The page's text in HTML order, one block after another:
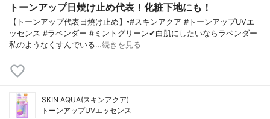
トーンアップ日焼け止め代表！化粧下地にも！
【トーンアップ代表日焼け止め】▫️#スキンアクア #トーンアップUVエ
ッセンス #ラベンダー #ミントグリーン✔白肌にしたいならラベンダー
私のようなくすんでいる…続きを見る
SKIN AQUA(スキンアクア)
トーンアップUVエッセンス